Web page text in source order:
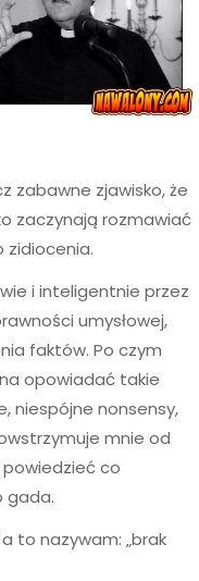
zabawne zjawisko, że
zaczynają rozmawiać
i inteligentnie przez
umysłowej,
faktów. Po czym
opowiadać takie
niespójne nonsensy,
mnie od
co
gada.
to nazywam: „brak